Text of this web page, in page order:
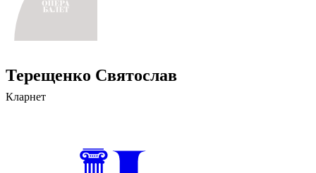
Терещенко Святослав
Кларнет